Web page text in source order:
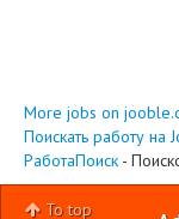
More jobs on
Поискать работу на
РаботаПоиск -
To top